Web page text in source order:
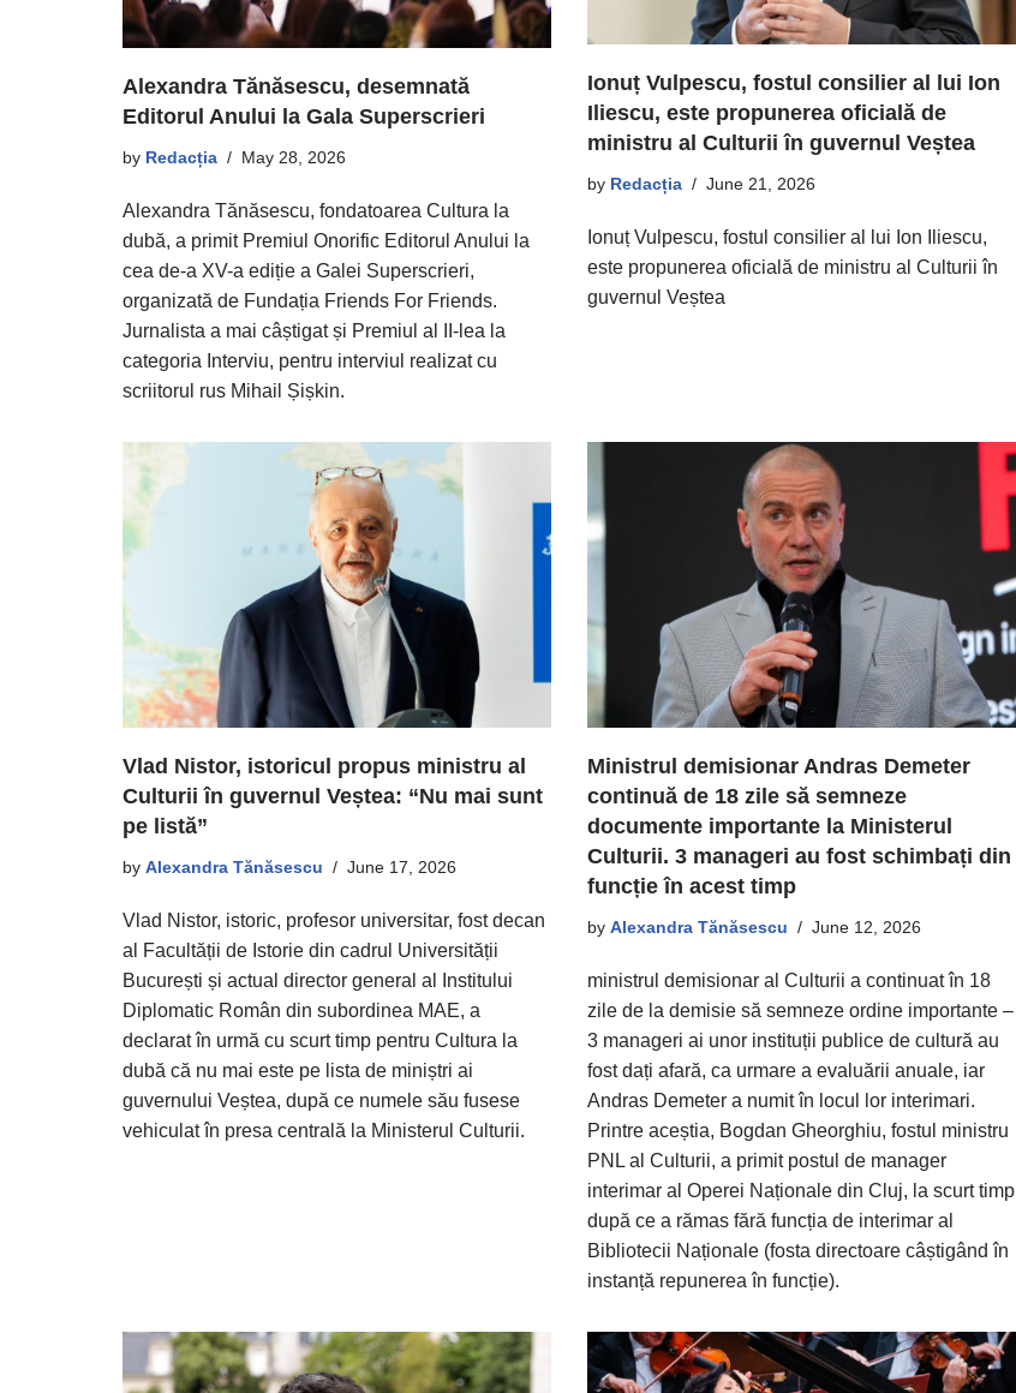
Alexandra Tănăsescu, desemnată
Editorul Anului la Gala Superscrieri
by Redacția May 28, 2026
Alexandra Tănăsescu, fondatoarea Cultura la
dubă, a primit Premiul Onorific Editorul Anului la
cea de-a XV-a ediție a Galei Superscrieri,
organizată de Fundația Friends For Friends.
Jurnalista a mai câștigat și Premiul al II-lea la
categoria Interviu, pentru interviul realizat cu
scriitorul rus Mihail Șișkin.
Ionuț Vulpescu, fostul consilier al lui Ion
Iliescu, este propunerea oficială de
ministru al Culturii în guvernul Veștea
by Redacția June 21, 2026
Ionuț Vulpescu, fostul consilier al lui Ion Iliescu,
este propunerea oficială de ministru al Culturii în
guvernul Veștea
Vlad Nistor, istoricul propus ministru al
Culturii în guvernul Veștea: “Nu mai sunt
pe listă”
by Alexandra Tănăsescu June 17, 2026
Vlad Nistor, istoric, profesor universitar, fost decan
al Facultății de Istorie din cadrul Universității
București și actual director general al Institului
Diplomatic Român din subordinea MAE, a
declarat în urmă cu scurt timp pentru Cultura la
dubă că nu mai este pe lista de miniștri ai
guvernului Veștea, după ce numele său fusese
vehiculat în presa centrală la Ministerul Culturii.
Ministrul demisionar Andras Demeter
continuă de 18 zile să semneze
documente importante la Ministerul
Culturii. 3 manageri au fost schimbați din
funcție în acest timp
by Alexandra Tănăsescu June 12, 2026
ministrul demisionar al Culturii a continuat în 18
zile de la demisie să semneze ordine importante –
3 manageri ai unor instituții publice de cultură au
fost dați afară, ca urmare a evaluării anuale, iar
Andras Demeter a numit în locul lor interimari.
Printre aceștia, Bogdan Gheorghiu, fostul ministru
PNL al Culturii, a primit postul de manager
interimar al Operei Naționale din Cluj, la scurt timp
după ce a rămas fără funcția de interimar al
Bibliotecii Naționale (fosta directoare câștigând în
instanță repunerea în funcție).